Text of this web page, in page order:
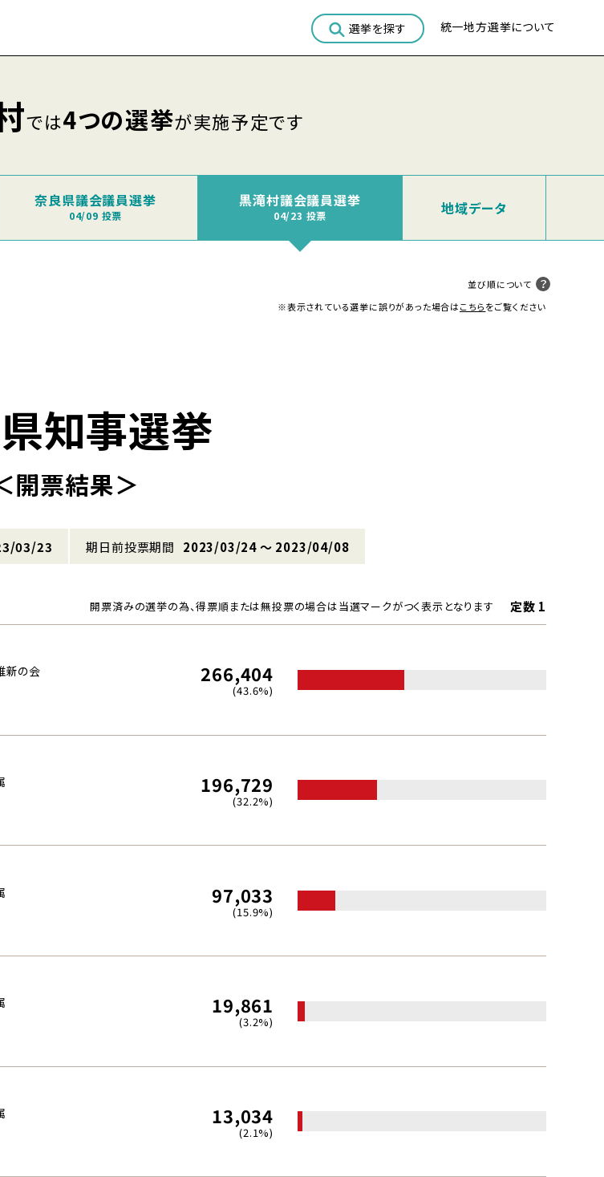
選挙を探す 統一地方選挙について
では4つの選挙が実施予定です
奈良県議会議員選挙
04/09 投票
黒滝村議会議員選挙
04/23 投票 地域データ
並び順について
※表示されている選挙に誤りがあった場合はこちらをご覧ください
知事選挙
開票結果＞
03/23 期日前投票期間 2023/03/24 〜 2023/04/08
開票済みの選挙の為、得票順または無投票の場合は当選マークがつく表示となります 定数 1
新の会
266,404
(43.6%)
196,729
(32.2%)
97,033
(15.9%)
19,861
(3.2%)
13,034
(2.1%)